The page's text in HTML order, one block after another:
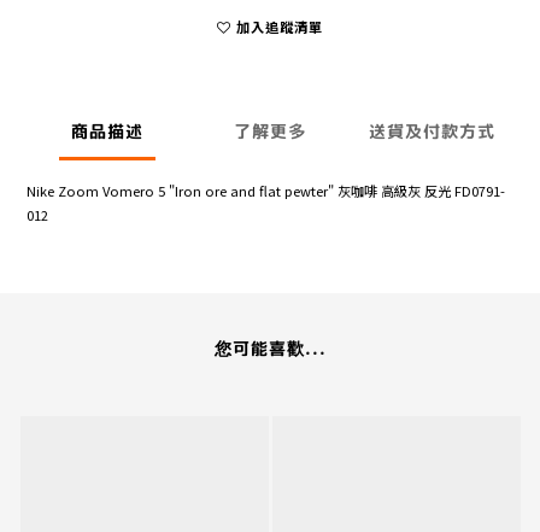
加入追蹤清單
商品描述 了解更多 送貨及付款方式
Nike Zoom Vomero 5 "Iron ore and flat pewter" 灰咖啡 高級灰 反光 FD0791-
012
您可能喜歡...